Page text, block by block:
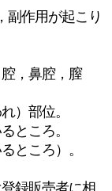
副作用が起こり
，鼻腔，膣
）部位。
ところ。
ところ）。
録販売者に相